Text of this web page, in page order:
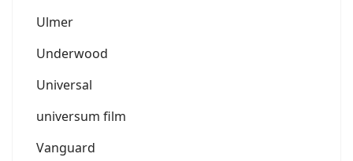
Ulmer
Underwood
Universal
universum film
Vanguard